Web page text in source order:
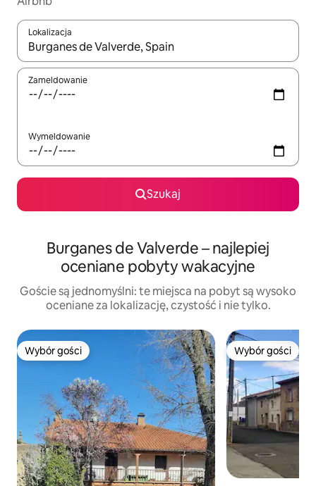
Lokalizacja
Gdy wyniki będą dostępne, możesz poruszać się po nich za
Zameldowanie
Wymeldowanie
Szukaj
Burganes de Valverde – najlepiej
oceniane pobyty wakacyjne
Goście są jednomyślni: te miejsca na pobyt są wysoko
oceniane za lokalizację, czystość i nie tylko.
Wybór gości
Wybór gości Wybór gości
Wybór gości